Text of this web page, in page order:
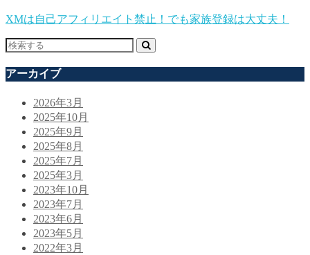
XMは自己アフィリエイト禁止！でも家族登録は大丈夫！
アーカイブ
2026年3月
2025年10月
2025年9月
2025年8月
2025年7月
2025年3月
2023年10月
2023年7月
2023年6月
2023年5月
2022年3月